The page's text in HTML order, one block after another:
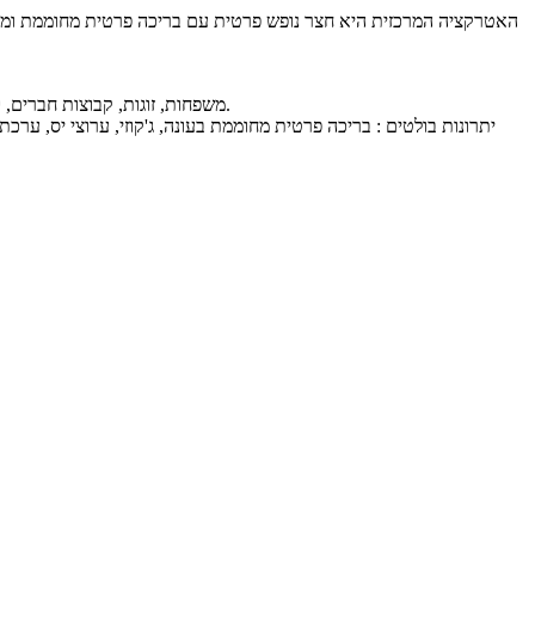
משפחות, זוגות, קבוצות חברים, קהל דתי מסורתי, שבת חתן, ימי הולדת, מסיבות רווקות ורווקים, ימי גיבוש. ללא מסיבות רועשות, גילאי 27 פלוס. נופש עם לינה עד 19 מבוגרים או ילדים.